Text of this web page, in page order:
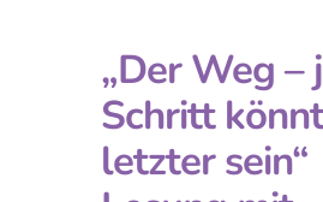
„Der Weg –
Schritt
letzter sein“